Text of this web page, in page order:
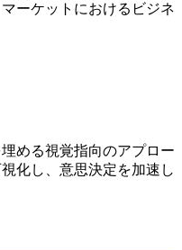
ーケットにおけるビジネ
める視覚指向のアプロー
化し、意思決定を加速し